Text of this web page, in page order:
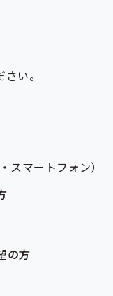
い。
スマートフォン）
の方